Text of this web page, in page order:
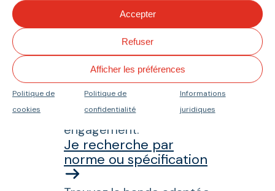
Accepter
Refuser
Afficher les préférences
Politique de
cookies
Politique de
confidentialité
Informations
juridiques
trouver la meilleure
solution pour votre
installation.
Je souhaite obtenir un
devis
Demandez un devis
gratuit et sans
engagement.
Je recherche par
norme ou spécification